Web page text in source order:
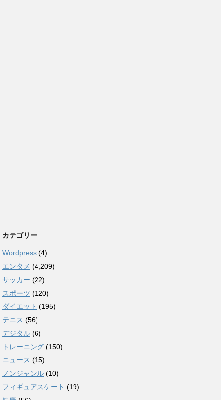
カテゴリー
Wordpress (4)
エンタメ (4,209)
サッカー (22)
スポーツ (120)
ダイエット (195)
テニス (56)
デジタル (6)
トレーニング (150)
ニュース (15)
ノンジャンル (10)
フィギュアスケート (19)